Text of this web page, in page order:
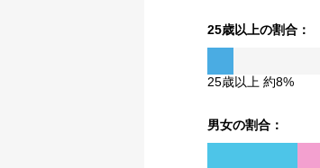
25歳以上の割合：
25歳以上 約8%
男女の割合：